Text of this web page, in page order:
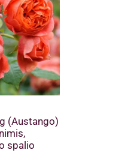
(Austango)
spalio